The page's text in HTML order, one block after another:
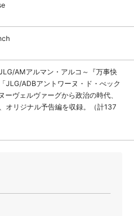
AMアルマン・アルコ～『万事快
JLG/ADBアントワーヌ・ド・べック
ヴェルヴァーグから政治の時代、
オリジナル予告編を収録。（計137